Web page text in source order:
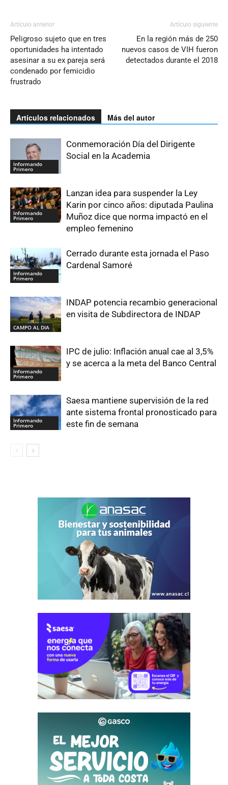
Artículo anterior
Peligroso sujeto que en tres
oportunidades ha intentado
asesinar a su ex pareja será
condenado por femicidio
frustrado
Artículo siguiente
En la región más de 250
nuevos casos de VIH fueron
detectados durante el 2018
Artículos relacionados Más del autor
Informando
Primero
Conmemoración Día del Dirigente
Social en la Academia
Informando
Primero
Lanzan idea para suspender la Ley
Karin por cinco años: diputada Paulina
Muñoz dice que norma impactó en el
empleo femenino
Informando
Primero
Cerrado durante esta jornada el Paso
Cardenal Samoré
CAMPO AL DIA
INDAP potencia recambio generacional
en visita de Subdirectora de INDAP
Informando
Primero
IPC de julio: Inflación anual cae al 3,5%
y se acerca a la meta del Banco Central
Informando
Primero
Saesa mantiene supervisión de la red
ante sistema frontal pronosticado para
este fin de semana